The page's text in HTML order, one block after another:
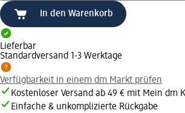
In den Warenkorb
Lieferbar
Standardversand 1-3 Werktage
Verfügbarkeit in einem dm Markt prüfen
Kostenloser Versand ab 49 € mit Mein dm
Einfache & unkomplizierte Rückgabe